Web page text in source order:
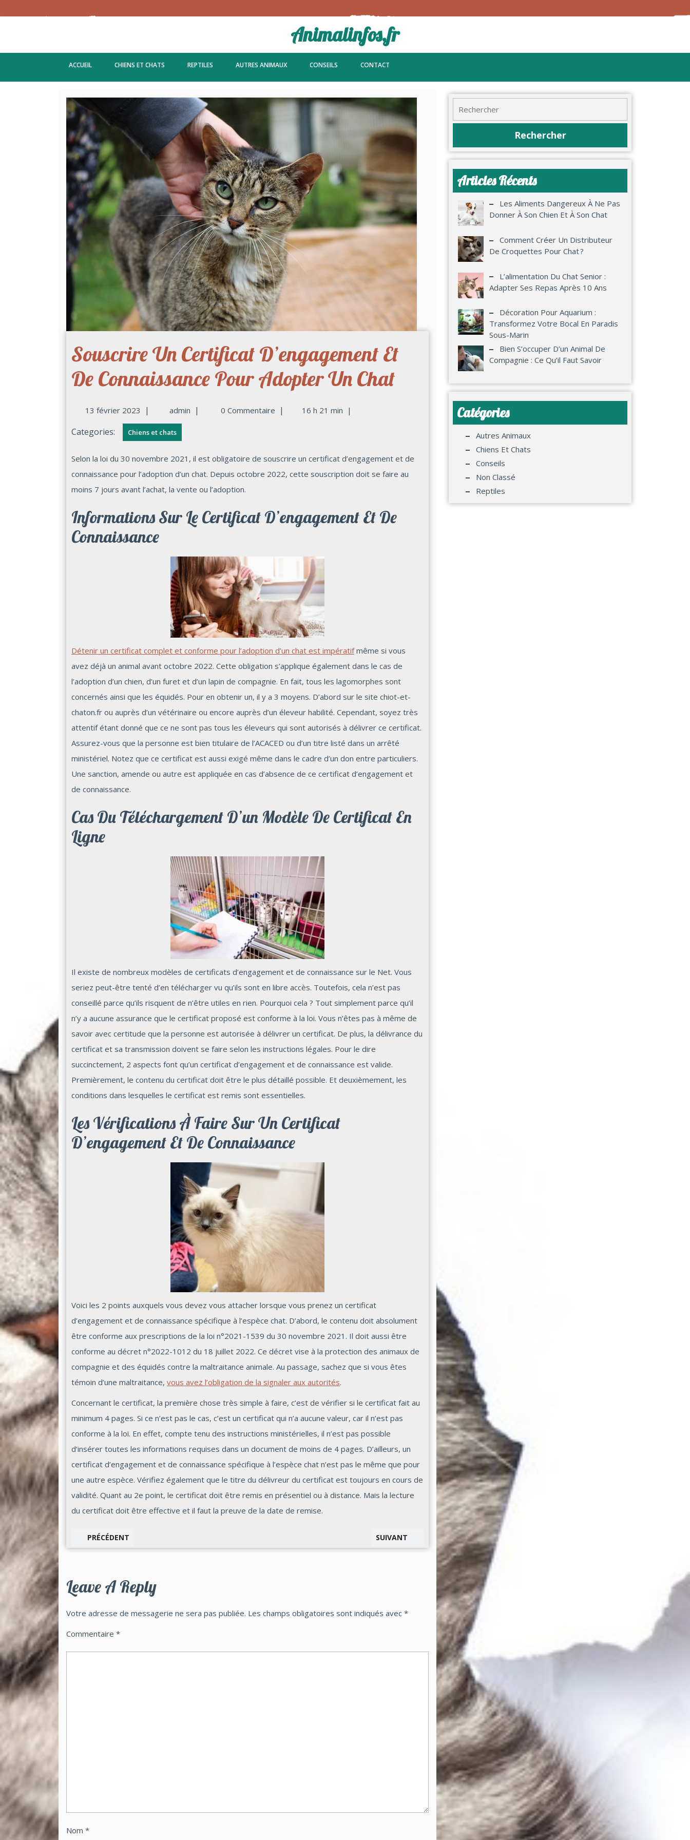
Animalinfos.fr
ACCUEIL CHIENS ET CHATS REPTILES AUTRES ANIMAUX CONSEILS CONTACT
Souscrire Un Certificat D’engagement Et
De Connaissance Pour Adopter Un Chat
13 février 2023 | admin | 0 Commentaire | 16 h 21 min |
Categories: Chiens et chats
Selon la loi du 30 novembre 2021, il est obligatoire de souscrire un certificat d’engagement et de
connaissance pour l’adoption d’un chat. Depuis octobre 2022, cette souscription doit se faire au
moins 7 jours avant l’achat, la vente ou l’adoption.
Informations Sur Le Certificat D’engagement Et De
Connaissance
Détenir un certificat complet et conforme pour l’adoption d’un chat est impératifmême si vous
avez déjà un animal avant octobre 2022. Cette obligation s’applique également dans le cas de
l’adoption d’un chien, d’un furet et d’un lapin de compagnie. En fait, tous les lagomorphes sont
concernés ainsi que les équidés. Pour en obtenir un, il y a 3 moyens. D’abord sur le site chiot-et-
chaton.fr ou auprès d’un vétérinaire ou encore auprès d’un éleveur habilité. Cependant, soyez très
attentif étant donné que ce ne sont pas tous les éleveurs qui sont autorisés à délivrer ce certificat.
Assurez-vous que la personne est bien titulaire de l’ACACED ou d’un titre listé dans un arrêté
ministériel. Notez que ce certificat est aussi exigé même dans le cadre d’un don entre particuliers.
Une sanction, amende ou autre est appliquée en cas d’absence de ce certificat d’engagement et
de connaissance.
Cas Du Téléchargement D’un Modèle De Certificat En
Ligne
Il existe de nombreux modèles de certificats d’engagement et de connaissance sur le Net. Vous
seriez peut-être tenté d’en télécharger vu qu’ils sont en libre accès. Toutefois, cela n’est pas
conseillé parce qu’ils risquent de n’être utiles en rien. Pourquoi cela ? Tout simplement parce qu’il
n’y a aucune assurance que le certificat proposé est conforme à la loi. Vous n’êtes pas à même de
savoir avec certitude que la personne est autorisée à délivrer un certificat. De plus, la délivrance du
certificat et sa transmission doivent se faire selon les instructions légales. Pour le dire
succinctement, 2 aspects font qu’un certificat d’engagement et de connaissance est valide.
Premièrement, le contenu du certificat doit être le plus détaillé possible. Et deuxièmement, les
conditions dans lesquelles le certificat est remis sont essentielles.
Les Vérifications À Faire Sur Un Certificat
D’engagement Et De Connaissance
Voici les 2 points auxquels vous devez vous attacher lorsque vous prenez un certificat
d’engagement et de connaissance spécifique à l’espèce chat. D’abord, le contenu doit absolument
être conforme aux prescriptions de la loi n°2021-1539 du 30 novembre 2021. Il doit aussi être
conforme au décret n°2022-1012 du 18 juillet 2022. Ce décret vise à la protection des animaux de
compagnie et des équidés contre la maltraitance animale. Au passage, sachez que si vous êtes
témoin d’une maltraitance, vous avez l’obligation de la signaler aux autorités.
Concernant le certificat, la première chose très simple à faire, c’est de vérifier si le certificat fait au
minimum 4 pages. Si ce n’est pas le cas, c’est un certificat qui n’a aucune valeur, car il n’est pas
conforme à la loi. En effet, compte tenu des instructions ministérielles, il n’est pas possible
d’insérer toutes les informations requises dans un document de moins de 4 pages. D’ailleurs, un
certificat d’engagement et de connaissance spécifique à l’espèce chat n’est pas le même que pour
une autre espèce. Vérifiez également que le titre du délivreur du certificat est toujours en cours de
validité. Quant au 2e point, le certificat doit être remis en présentiel ou à distance. Mais la lecture
du certificat doit être effective et il faut la preuve de la date de remise.
PRÉCÉDENT SUIVANT
Leave A Reply
Votre adresse de messagerie ne sera pas publiée. Les champs obligatoires sont indiqués avec *
Commentaire *
Nom *
Articles Récents
Les Aliments Dangereux À Ne Pas
Donner À Son Chien Et À Son Chat
Comment Créer Un Distributeur
De Croquettes Pour Chat ?
L’alimentation Du Chat Senior :
Adapter Ses Repas Après 10 Ans
Décoration Pour Aquarium :
Transformez Votre Bocal En Paradis
Sous-Marin
Bien S’occuper D’un Animal De
Compagnie : Ce Qu’il Faut Savoir
Catégories
Autres Animaux
Chiens Et Chats
Conseils
Non Classé
Reptiles